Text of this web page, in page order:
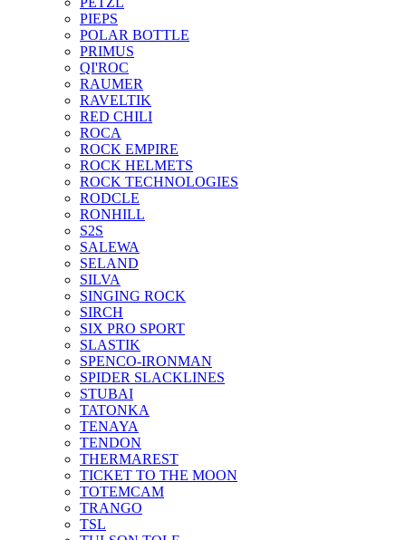
PIEPS
POLAR BOTTLE
PRIMUS
QI'ROC
RAUMER
RAVELTIK
RED CHILI
ROCA
ROCK EMPIRE
ROCK HELMETS
ROCK TECHNOLOGIES
RODCLE
RONHILL
S2S
SALEWA
SELAND
SILVA
SINGING ROCK
SIRCH
SIX PRO SPORT
SLASTIK
SPENCO-IRONMAN
SPIDER SLACKLINES
STUBAI
TATONKA
TENAYA
TENDON
THERMAREST
TICKET TO THE MOON
TOTEMCAM
TRANGO
TSL